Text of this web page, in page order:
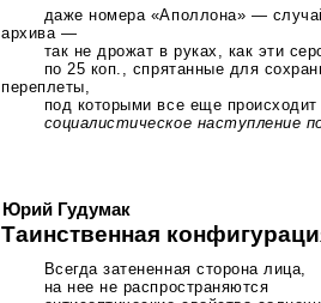
даже номера «Аполлона» —
архива —
так не дрожат в руках, как эти
по 25 коп., спрятанные для
переплеты,
под которыми все еще
социалистическое наступление
Юрий Гудумак
Таинственная
Всегда затененная сторона лица,
на нее не распространяются